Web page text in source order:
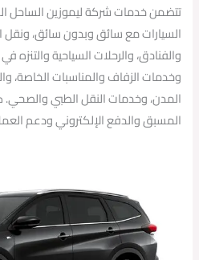
السيارات مع سائق وبدون سائق، ونقل
والفنادق، والرحلات السياحية والتنزه
وخدمات الزفاف والمناسبات الخاصة،
المدن، وخدمات النقل الطبي
المسبق والدفع الإلكتروني ودعم